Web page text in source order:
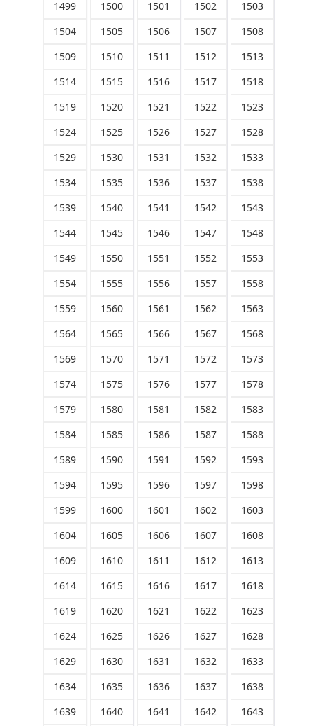
1499 1500 1501 1502
1503
1504
1505 1506 1507
1508
1509
1510 1511 1512
1513
1514
1515 1516 1517
1518
1519
1520 1521 1522
1523
1524
1525 1526 1527
1528
1529
1530 1531 1532
1533
1534
1535 1536 1537
1538
1539
1540 1541 1542
1543
1544
1545 1546 1547
1548
1549
1550 1551 1552
1553
1554
1555 1556 1557
1558
1559
1560 1561 1562
1563
1564
1565 1566 1567
1568
1569
1570 1571 1572
1573
1574
1575 1576 1577
1578
1579
1580 1581 1582
1583
1584
1585 1586 1587
1588
1589
1590 1591 1592
1593
1594
1595 1596 1597
1598
1599
1600 1601 1602
1603
1604
1605 1606 1607
1608
1609
1610 1611 1612
1613
1614
1615 1616 1617
1618
1619
1620 1621 1622
1623
1624
1625 1626 1627
1628
1629
1630 1631 1632
1633
1634
1635 1636 1637
1638
1639
1640 1641 1642
1643